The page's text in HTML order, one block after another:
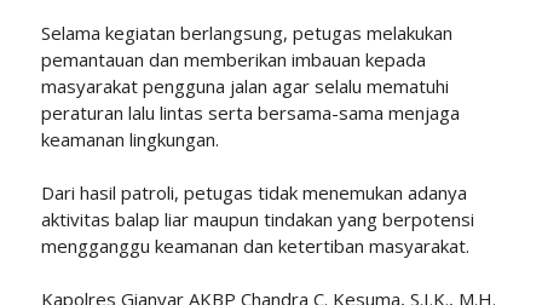
Selama kegiatan berlangsung, petugas melakukan
pemantauan dan memberikan imbauan kepada
masyarakat pengguna jalan agar selalu mematuhi
peraturan lalu lintas serta bersama-sama menjaga
keamanan lingkungan.
Dari hasil patroli, petugas tidak menemukan adanya
aktivitas balap liar maupun tindakan yang berpotensi
mengganggu keamanan dan ketertiban masyarakat.
Kapolres Gianyar AKBP Chandra C. Kesuma, S.I.K., M.H.